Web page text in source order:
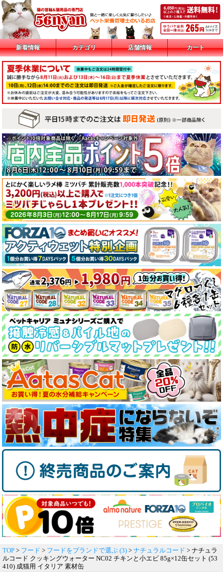
新着情報 カテゴリ 店舗情報 カート
TOP > フード > フードをブランドで選ぶ (3) > ナチュラルコード > ナチュラ
ルコード クッキングウォーター NC02 チキンと小エビ 85g×12缶セット (53
410) 成猫用 イタリア 素材缶